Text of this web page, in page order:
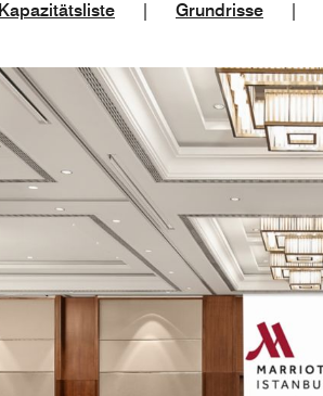
Kapazitätsliste Grundrisse